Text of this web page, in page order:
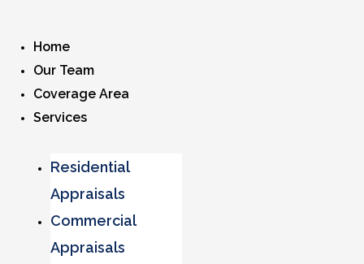
Home
Our Team
Coverage Area
Services
Residential
Appraisals
Commercial
Appraisals